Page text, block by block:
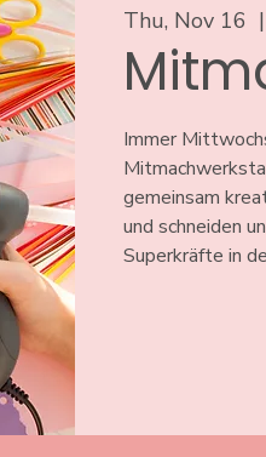
Thu, Nov 16
  |
Immer
gemeinsam
und schneiden
Superkräfte in